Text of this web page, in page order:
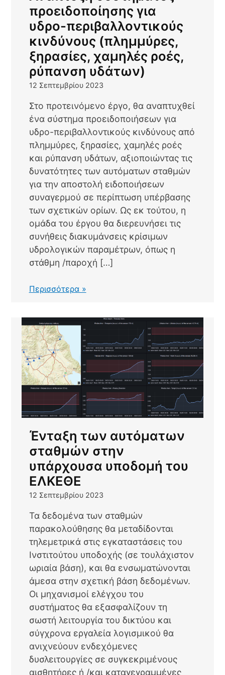
προειδοποίησης για
υδρο-περιβαλλοντικούς
κινδύνους (πλημμύρες,
ξηρασίες, χαμηλές ροές,
ρύπανση υδάτων)
12 Σεπτεμβρίου 2023
Στο προτεινόμενο έργο, θα αναπτυχθεί
ένα σύστημα προειδοποιήσεων για
υδρο-περιβαλλοντικούς κινδύνους από
πλημμύρες, ξηρασίες, χαμηλές ροές
και ρύπανση υδάτων, αξιοποιώντας τις
δυνατότητες των αυτόματων σταθμών
για την αποστολή ειδοποιήσεων
συναγερμού σε περίπτωση υπέρβασης
των σχετικών ορίων. Ως εκ τούτου, η
ομάδα του έργου θα διερευνήσει τις
συνήθεις διακυμάνσεις κρίσιμων
υδρολογικών παραμέτρων, όπως η
στάθμη /παροχή […]
Περισσότερα »Ανάπτυξη
για
περιβαλλοντικούς
κινδύνους
(πλημμύρες,
ξηρασίες,
χαμηλές
ροές,
ρύπανση
υδάτων)
Ένταξη των αυτόματων
σταθμών στην
υπάρχουσα υποδομή του
ΕΛΚΕΘΕ
12 Σεπτεμβρίου 2023
Τα δεδομένα των σταθμών
παρακολούθησης θα μεταδίδονται
τηλεμετρικά στις εγκαταστάσεις του
Ινστιτούτου υποδοχής (σε τουλάχιστον
ωριαία βάση), και θα ενσωματώνονται
άμεσα στην σχετική βάση δεδομένων.
Οι μηχανισμοί ελέγχου του
συστήματος θα εξασφαλίζουν τη
σωστή λειτουργία του δικτύου και
σύγχρονα εργαλεία λογισμικού θα
ανιχνεύουν ενδεχόμενες
δυσλειτουργίες σε συγκεκριμένους
αισθητήρες ή /και καταγεγραμμένες